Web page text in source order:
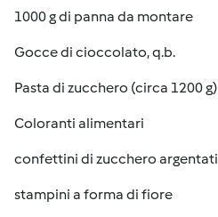
1000 g di panna da montare
Gocce di cioccolato, q.b.
Pasta di zucchero (circa 1200 g)
Coloranti alimentari
confettini di zucchero argentati
stampini a forma di fiore